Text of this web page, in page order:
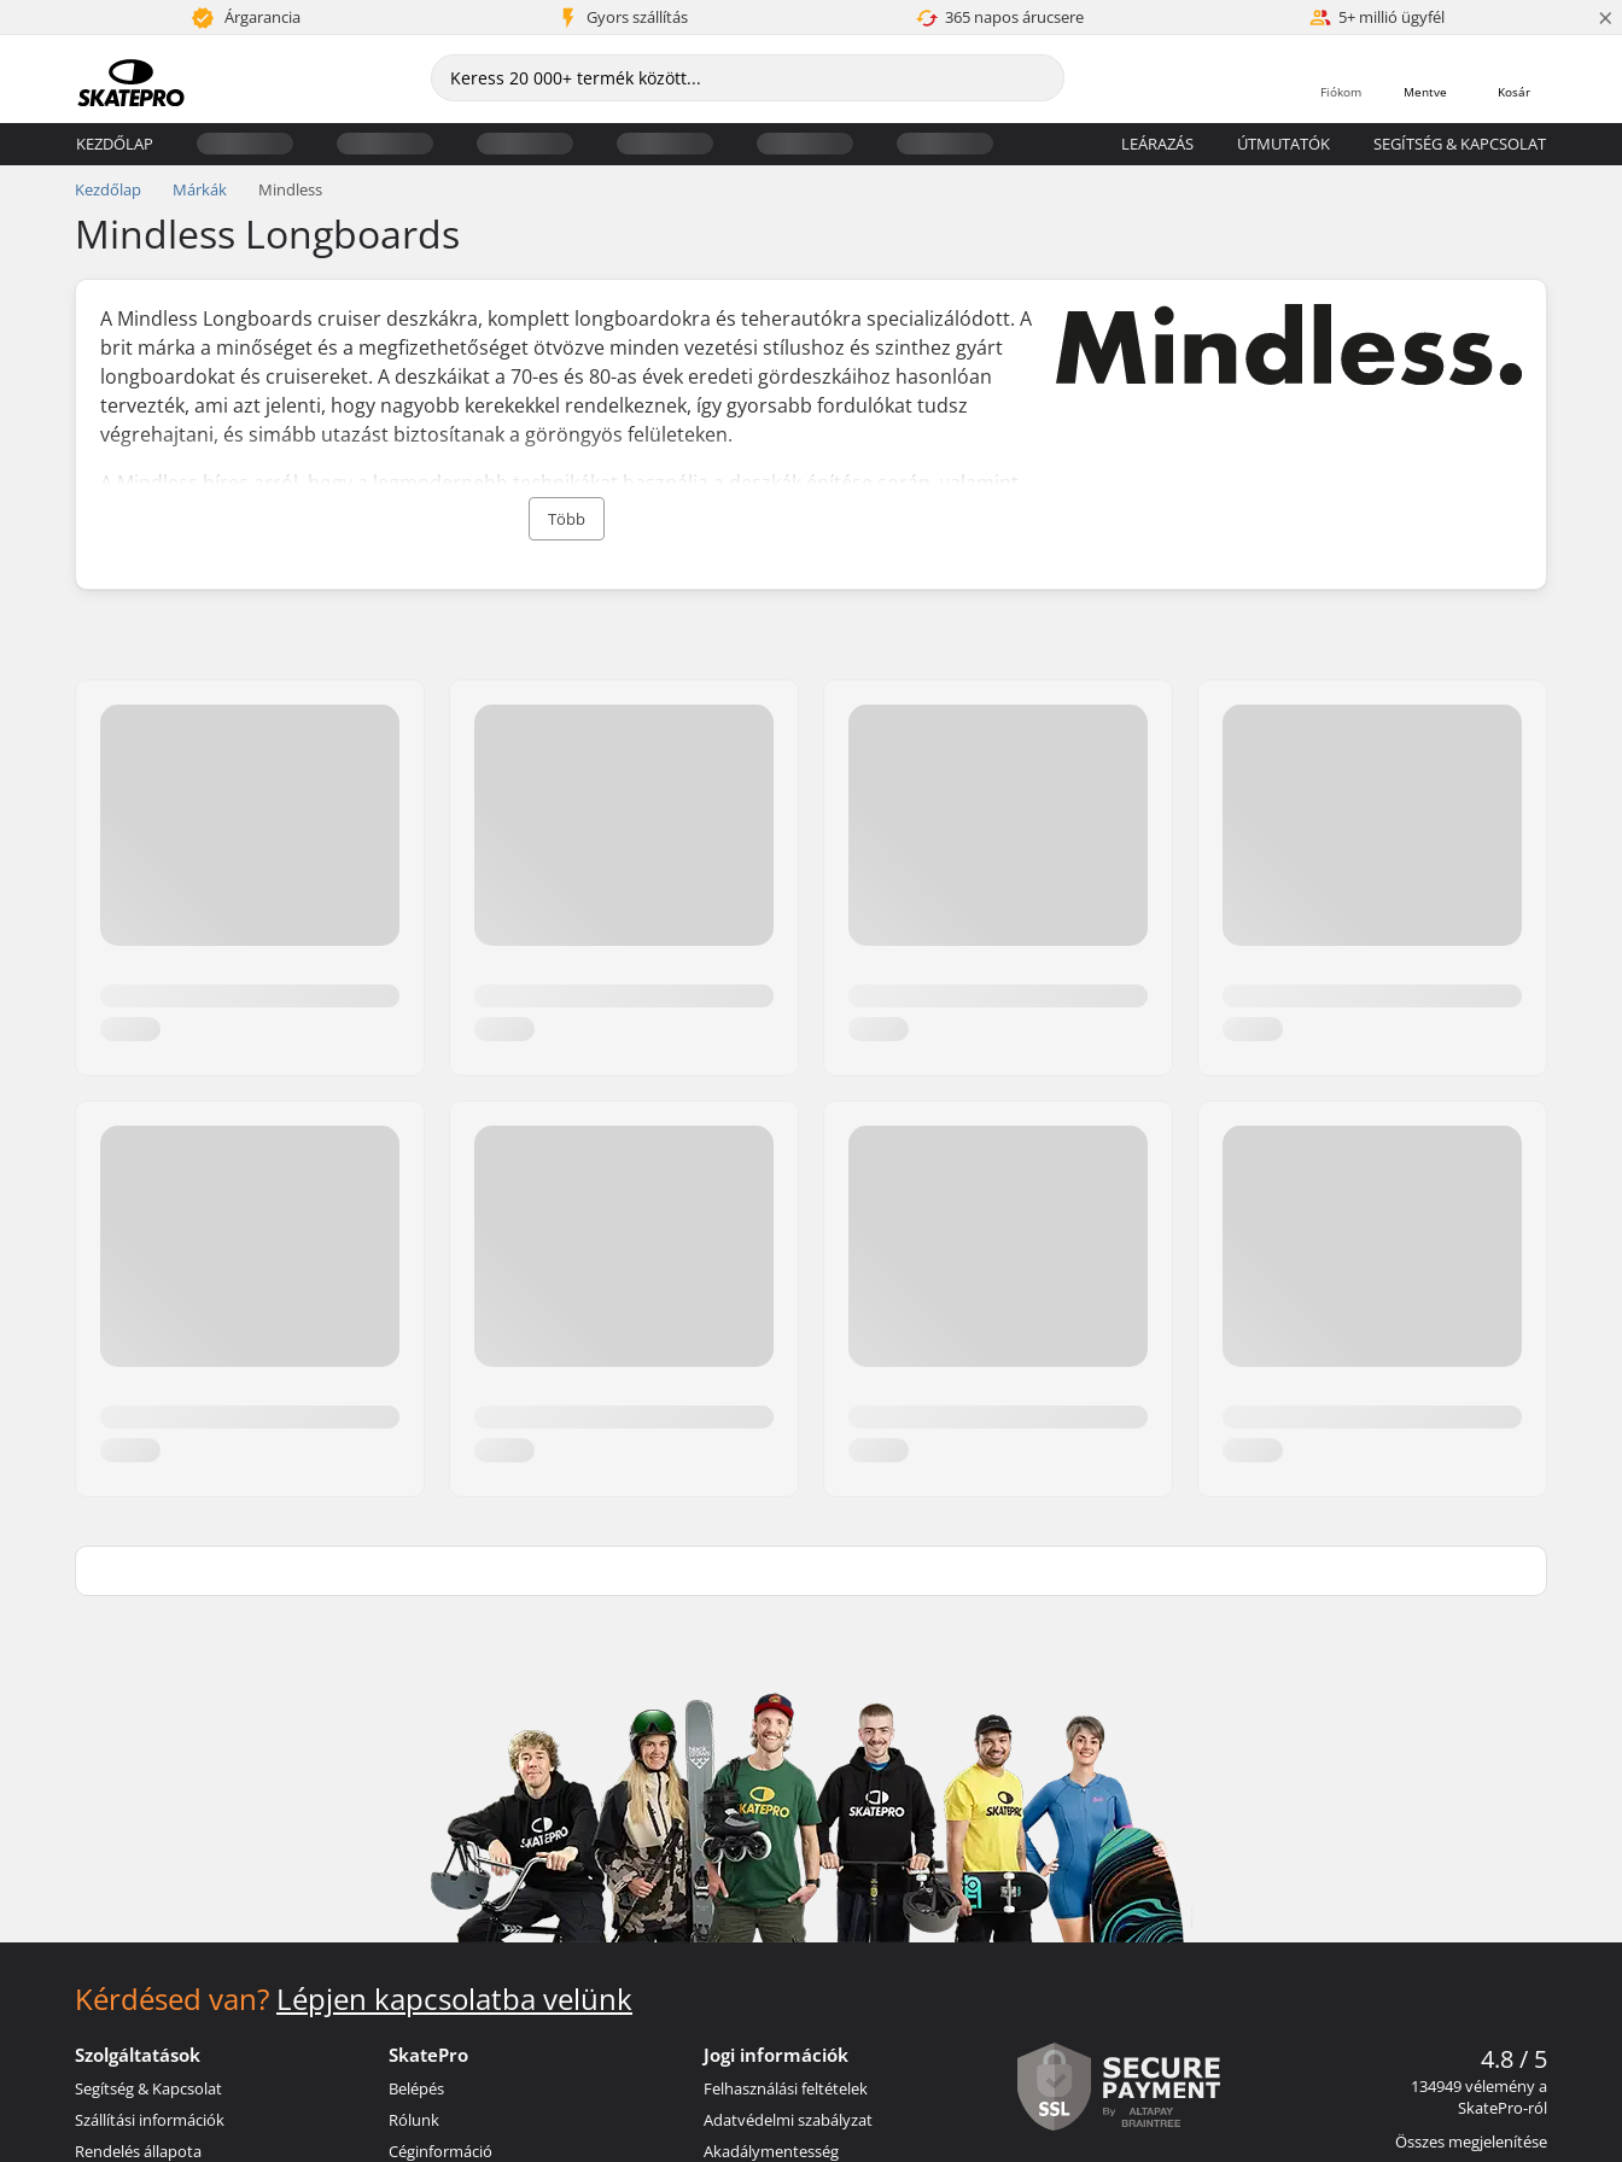
Árgarancia Gyors szállítás 365 napos árucsere 5+ millió ügyfél ×
Kosár
Mentve
Fiókom
KEZDŐLAP LEÁRAZÁS ÚTMUTATÓK SEGÍTSÉG & KAPCSOLAT
Kezdőlap Márkák Mindless
Mindless Longboards
A Mindless Longboards cruiser deszkákra, komplett longboardokra és teherautókra specializálódott. A
brit márka a minőséget és a megfizethetőséget ötvözve minden vezetési stílushoz és szinthez gyárt
longboardokat és cruisereket. A deszkáikat a 70-es és 80-as évek eredeti gördeszkáihoz hasonlóan
tervezték, ami azt jelenti, hogy nagyobb kerekekkel rendelkeznek, így gyorsabb fordulókat tudsz
végrehajtani, és simább utazást biztosítanak a göröngyös felületeken.
A Mindless híres arról, hogy a legmodernebb technikákat használja a deszkák építése során, valamint
arról, hogy a terveit tapasztalt gördeszkásokkal teszteli. Továbbá a Mindless surfskate és longboard
teherautói lehetővé teszik, hogy testre szabd a deszkádat, így optimalizálhatod a sebességedet és a
Több
Kérdésed van? Lépjen kapcsolatba velünk
Szolgáltatások
Segítség & Kapcsolat
Szállítási információk
Rendelés állapota
SkatePro
Belépés
Rólunk
Céginformáció
Jogi információk
Felhasználási feltételek
Adatvédelmi szabályzat
Akadálymentesség
4.8 / 5
134949 vélemény a
SkatePro-ról
Összes megjelenítése